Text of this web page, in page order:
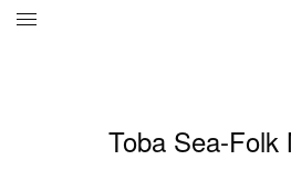
Toba Sea-Folk